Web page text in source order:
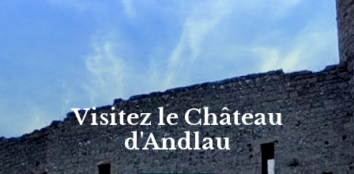
Visitez le Château
d'Andlau